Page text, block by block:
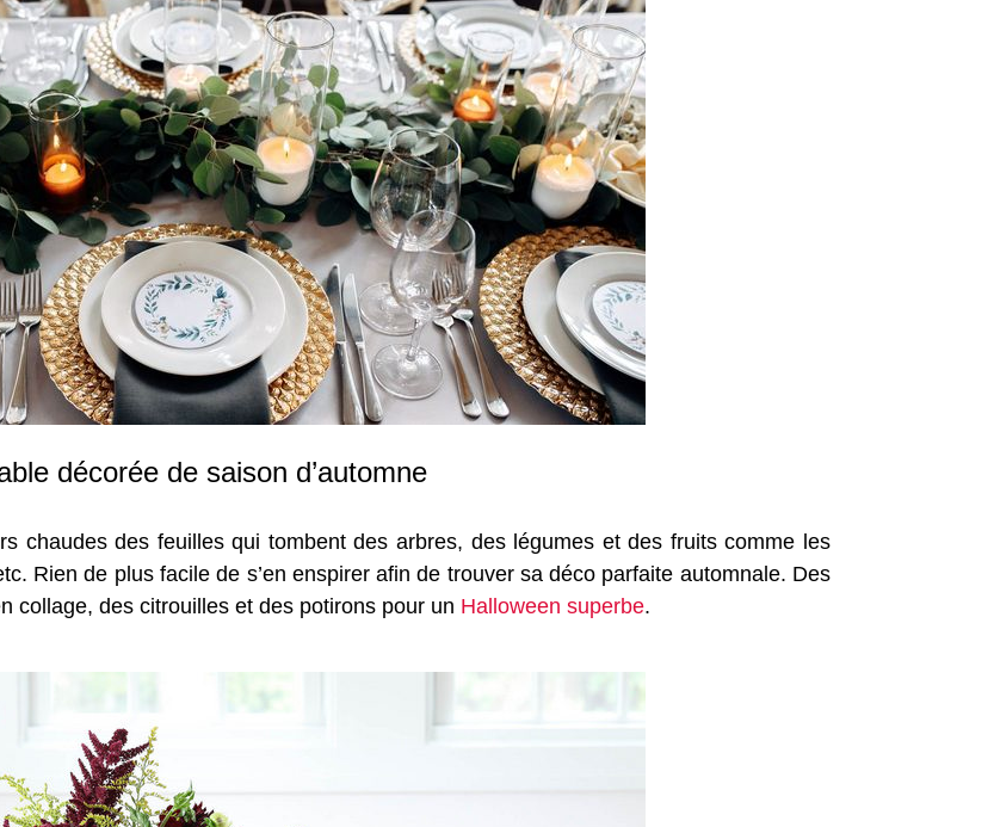
décorée de saison d’automne
chaudes des feuilles qui tombent des arbres, des légumes et des fruits comme les
Rien de plus facile de s’en enspirer afin de trouver sa déco parfaite automnale. Des
collage, des citrouilles et des potirons pour un Halloween superbe.